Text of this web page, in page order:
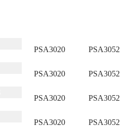
PSA3020 PSA3052
PSA3020 PSA3052
PSA3020 PSA3052
PSA3020 PSA3052